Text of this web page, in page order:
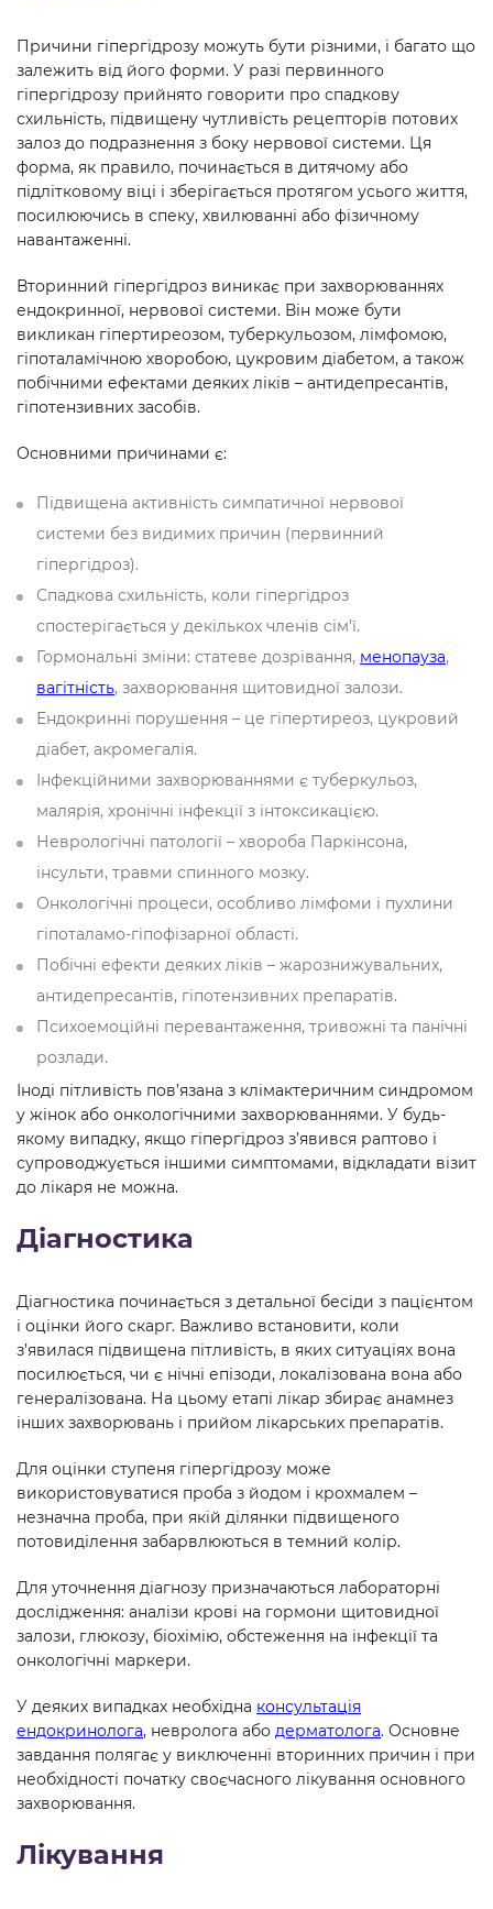
Причини гіпергідрозу можуть бути різними, і багато що
залежить від його форми. У разі первинного
гіпергідрозу прийнято говорити про спадкову
схильність, підвищену чутливість рецепторів потових
залоз до подразнення з боку нервової системи. Ця
форма, як правило, починається в дитячому або
підлітковому віці і зберігається протягом усього життя,
посилюючись в спеку, хвилюванні або фізичному
навантаженні.
Вторинний гіпергідроз виникає при захворюваннях
ендокринної, нервової системи. Він може бути
викликан гіпертиреозом, туберкульозом, лімфомою,
гіпоталамічною хворобою, цукровим діабетом, а також
побічними ефектами деяких ліків – антидепресантів,
гіпотензивних засобів.
Основними причинами є:
Підвищена активність симпатичної нервової
системи без видимих причин (первинний
гіпергідроз).
Спадкова схильність, коли гіпергідроз
спостерігається у декількох членів сім’ї.
Гормональні зміни: статеве дозрівання, менопауза,
вагітність, захворювання щитовидної залози.
Ендокринні порушення – це гіпертиреоз, цукровий
діабет, акромегалія.
Інфекційними захворюваннями є туберкульоз,
малярія, хронічні інфекції з інтоксикацією.
Неврологічні патології – хвороба Паркінсона,
інсульти, травми спинного мозку.
Онкологічні процеси, особливо лімфоми і пухлини
гіпоталамо-гіпофізарної області.
Побічні ефекти деяких ліків – жарознижувальних,
антидепресантів, гіпотензивних препаратів.
Психоемоційні перевантаження, тривожні та панічні
розлади.
Іноді пітливість пов’язана з клімактеричним синдромом
у жінок або онкологічними захворюваннями. У будь-
якому випадку, якщо гіпергідроз з’явився раптово і
супроводжується іншими симптомами, відкладати візит
до лікаря не можна.
Діагностика
Діагностика починається з детальної бесіди з пацієнтом
і оцінки його скарг. Важливо встановити, коли
з’явилася підвищена пітливість, в яких ситуаціях вона
посилюється, чи є нічні епізоди, локалізована вона або
генералізована. На цьому етапі лікар збирає анамнез
інших захворювань і прийом лікарських препаратів.
Для оцінки ступеня гіпергідрозу може
використовуватися проба з йодом і крохмалем –
незначна проба, при якій ділянки підвищеного
потовиділення забарвлюються в темний колір.
Для уточнення діагнозу призначаються лабораторні
дослідження: аналізи крові на гормони щитовидної
залози, глюкозу, біохімію, обстеження на інфекції та
онкологічні маркери.
У деяких випадках необхідна консультація
ендокринолога, невролога або дерматолога. Основне
завдання полягає у виключенні вторинних причин і при
необхідності початку своєчасного лікування основного
захворювання.
Лікування